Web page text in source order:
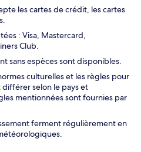
les cartes de crédit, les cartes
: Visa, Mastercard,
Club.
sans espèces sont disponibles.
culturelles et les règles pour
selon le pays et
mentionnées sont fournies par
ferment régulièrement en